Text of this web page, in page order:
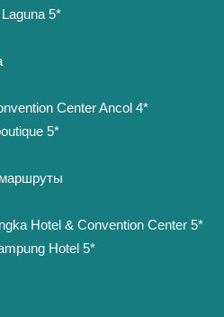
5*
Center Ancol 4*
5*
Hotel & Convention Center 5*
Hotel 5*